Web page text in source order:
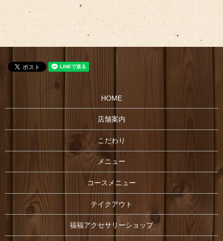
HOME
店舗案内
こだわり
メニュー
コースメニュー
テイクアウト
福福アクセサリーショップ